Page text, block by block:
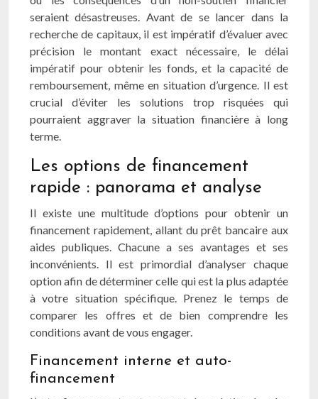
seraient désastreuses. Avant de se lancer dans la
recherche de capitaux, il est impératif d’évaluer avec
précision le montant exact nécessaire, le délai
impératif pour obtenir les fonds, et la capacité de
remboursement, même en situation d’urgence. Il est
crucial d’éviter les solutions trop risquées qui
pourraient aggraver la situation financière à long
terme.
Les options de financement
rapide : panorama et analyse
Il existe une multitude d’options pour obtenir un
financement rapidement, allant du prêt bancaire aux
aides publiques. Chacune a ses avantages et ses
inconvénients. Il est primordial d’analyser chaque
option afin de déterminer celle qui est la plus adaptée
à votre situation spécifique. Prenez le temps de
comparer les offres et de bien comprendre les
conditions avant de vous engager.
Financement interne et auto-
financement